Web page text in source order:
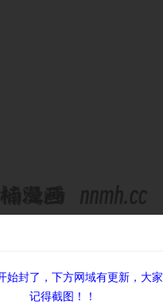
始封了，下方网域有更新，大家
记得截图！！